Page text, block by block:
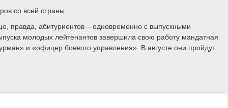
со всей страны.
правда, абитуриентов – одновременно с выпускными
молодых лейтенантов завершила свою работу мандатная
и «офицер боевого управления». В августе они пройдут